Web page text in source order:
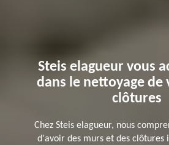
Steis elagueur vous
dans le nettoyage de
clôtures
Chez Steis elagueur, nous
d'avoir des murs et des clôtures